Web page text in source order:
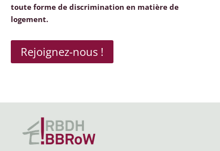
toute forme de discrimination en matière de
logement.
Rejoignez-nous !